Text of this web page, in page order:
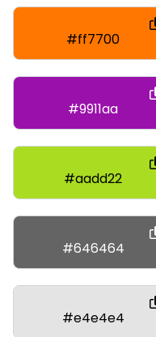
#ff7700
#9911aa
#aadd22
#646464
#e4e4e4